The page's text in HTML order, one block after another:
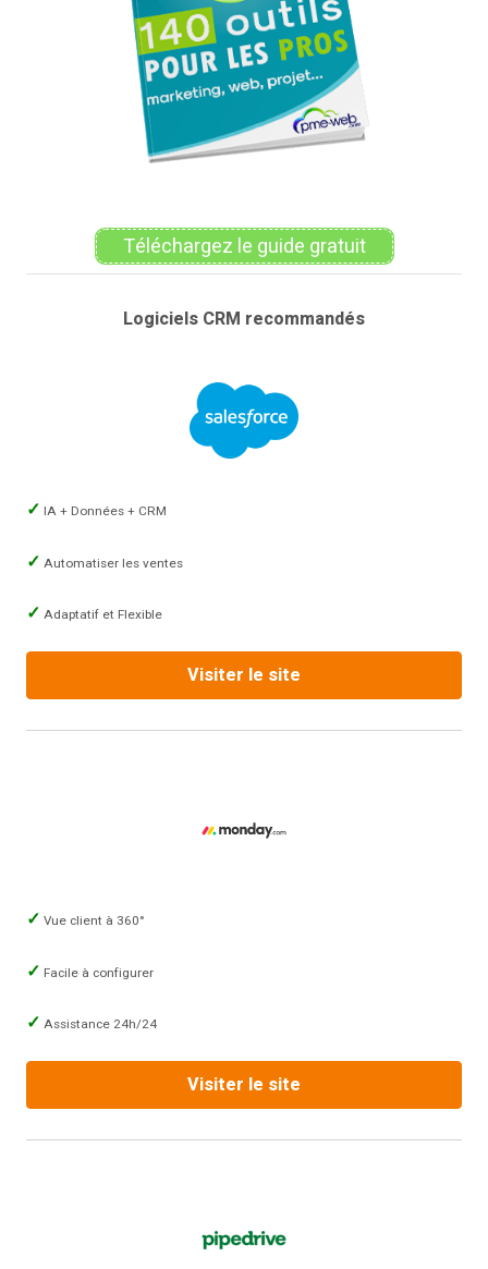
Téléchargez le guide gratuit
Logiciels CRM recommandés
IA + Données + CRM
Automatiser les ventes
Adaptatif et Flexible
Visiter le site
Vue client à 360°
Facile à configurer
Assistance 24h/24
Visiter le site